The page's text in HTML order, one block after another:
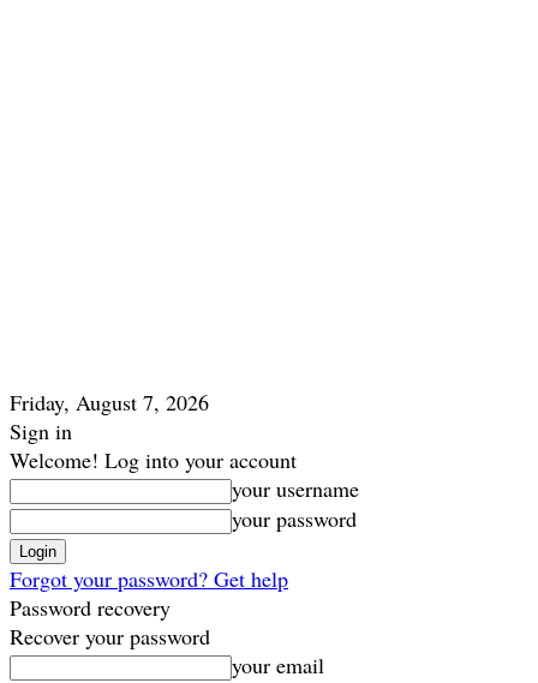
Friday, August 7, 2026
Sign in
Welcome! Log into your account
your username
your password
Forgot your password? Get help
Password recovery
Recover your password
your email